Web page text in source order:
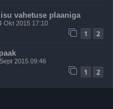
vahetuse plaaniga
Okt 2015 17:10
1 2
2015 09:46
1 2